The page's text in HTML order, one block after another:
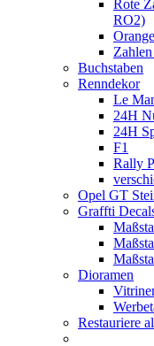
Rote
RO2)
Buchstaben
Renndekor
Le
24H
24H
F1
Rally
Opel GT
Graffti
Dioramen
Restauriere